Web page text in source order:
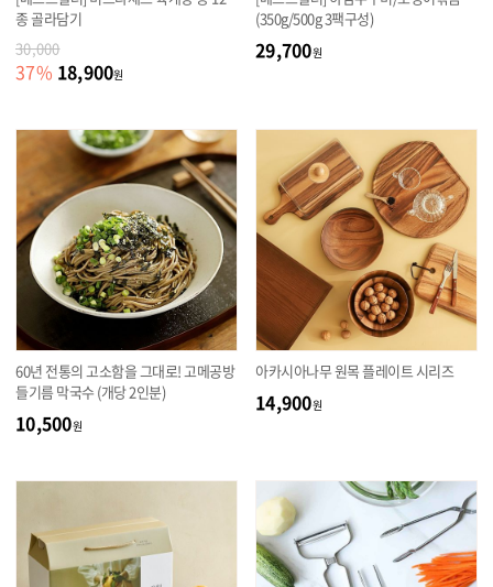
종 골라담기
30,000
37% 18,900원
(350g/500g 3팩구성)
29,700원
60년 전통의 고소함을 그대로! 고메공방
들기름 막국수 (개당 2인분)
10,500원
아카시아나무 원목 플레이트 시리즈
14,900원